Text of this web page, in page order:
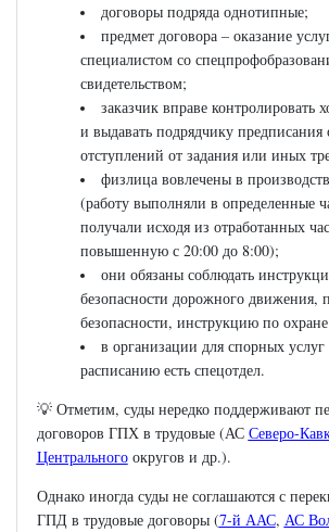
договоры подряда однотипные;
предмет договора – оказание
специалистом со
свидетельством;
заказчик вправе контролировать
и выдавать подрядчику предписания
отступлений от задания или иных
физлица вовлечены в
(работу выполняли в определенные
получали исходя из отработанных
повышенную с 20:00 до 8:00);
они обязаны соблюдать
безопасности дорожного движения,
безопасности, инструкцию по охране
в организации для спорных
расписанию есть спецотдел.
💡 Отметим, суды нередко поддерживают
договоров ГПХ в трудовые (АС Северо-
Центральногоокругов и др.).
Однако иногда суды не соглашаются с
ГПД в трудовые договоры (7-й ААС, АС